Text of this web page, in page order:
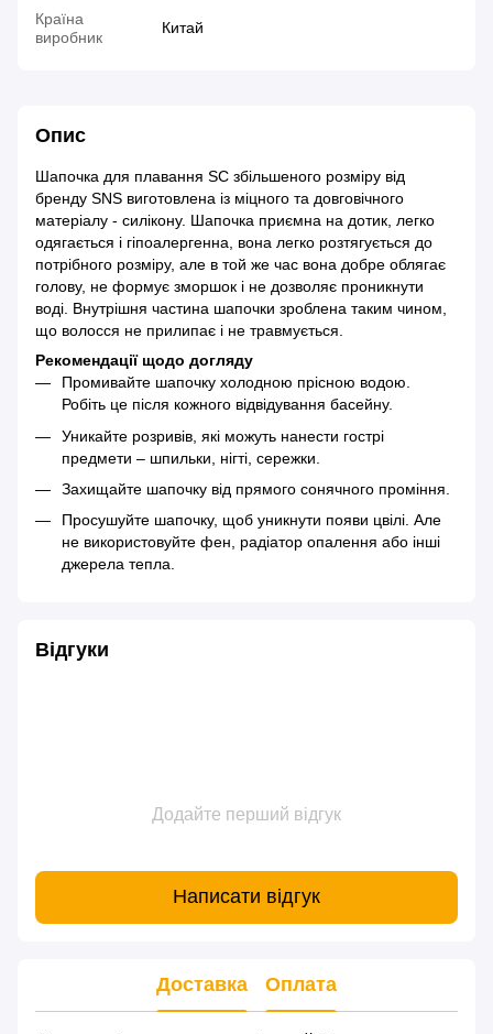
Країна
виробник
Китай
Опис
Шапочка для плавання SC збільшеного розміру від
бренду SNS виготовлена із міцного та довговічного
матеріалу - силікону. Шапочка приємна на дотик, легко
одягається і гіпоалергенна, вона легко розтягується до
потрібного розміру, але в той же час вона добре облягає
голову, не формує зморшок і не дозволяє проникнути
воді. Внутрішня частина шапочки зроблена таким чином,
що волосся не прилипає і не травмується.
Рекомендації щодо догляду
Промивайте шапочку холодною прісною водою.
Робіть це після кожного відвідування басейну.
Уникайте розривів, які можуть нанести гострі
предмети – шпильки, нігті, сережки.
Захищайте шапочку від прямого сонячного проміння.
Просушуйте шапочку, щоб уникнути появи цвілі. Але
не використовуйте фен, радіатор опалення або інші
джерела тепла.
Відгуки
Додайте перший відгук
Написати відгук
Доставка Оплата